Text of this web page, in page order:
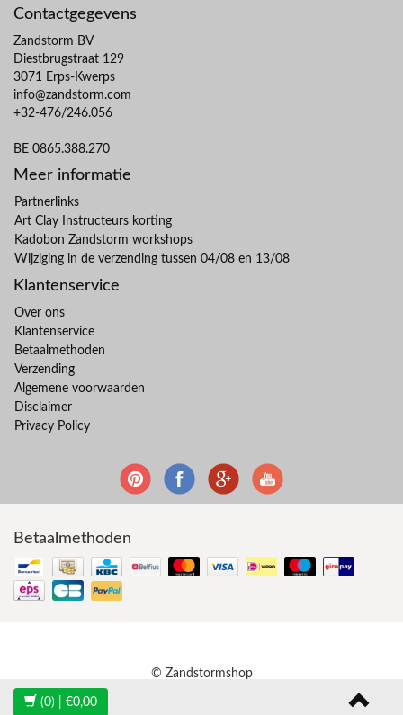
Contactgegevens
Zandstorm BV
Diestbrugstraat 129
3071 Erps-Kwerps
info@zandstorm.com
+32-476/246.056
BE 0865.388.270
Meer informatie
Partnerlinks
Art Clay Instructeurs korting
Kadobon Zandstorm workshops
Wijziging in de verzending tussen 04/08 en 13/08
Klantenservice
Over ons
Klantenservice
Betaalmethoden
Verzending
Algemene voorwaarden
Disclaimer
Privacy Policy
Betaalmethoden
© Zandstormshop
(0) | €0,00